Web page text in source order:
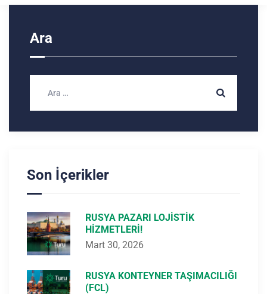
Ara
Son İçerikler
RUSYA PAZARI LOJISTIK
HIZMETLERI!
Mart 30, 2026
RUSYA KONTEYNER TAŞIMACILIĞI
(FCL)